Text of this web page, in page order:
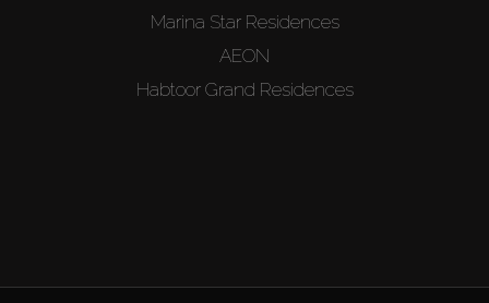
Marina Star Residences
AEON
Habtoor Grand Residences